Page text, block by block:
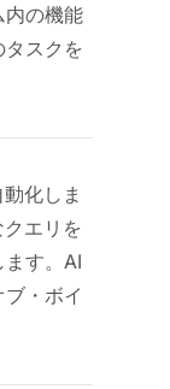
内の機能
スクを
化しま
エリを
す。AI
・ボイ